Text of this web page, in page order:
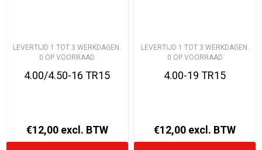
LEVERTIJD 1 TOT 3 WERKDAGEN.
0 OP VOORRAAD
4.00/4.50-16 TR15
€12,00 excl. BTW
LEVERTIJD 1 TOT 3 WERKDAGEN.
0 OP VOORRAAD
4.00-19 TR15
€12,00 excl. BTW